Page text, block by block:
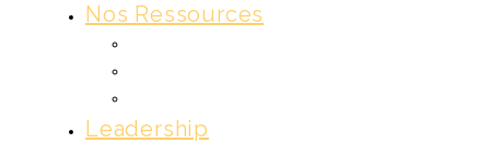
Nos Ressources
Leadership